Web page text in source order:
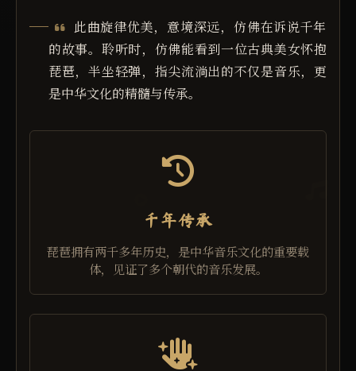
此曲旋律优美，意境深远，仿佛在诉说千年
的故事。聆听时，仿佛能看到一位古典美女怀抱
琵琶，半坐轻弹，指尖流淌出的不仅是音乐，更
是中华文化的精髓与传承。
千年传承
琵琶拥有两千多年历史，是中华音乐文化的重要载
体，见证了多个朝代的音乐发展。